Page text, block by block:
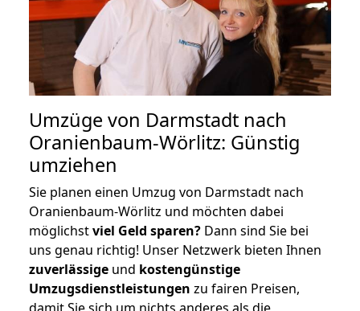
Umzüge von Darmstadt nach
Oranienbaum-Wörlitz: Günstig
umziehen
Sie planen einen Umzug von Darmstadt nach
Oranienbaum-Wörlitz und möchten dabei
möglichstviel Geld sparen? Dann sind Sie bei
uns genau richtig! Unser Netzwerk bieten Ihnen
zuverlässige und kostengünstige
Umzugsdienstleistungen zu fairen Preisen,